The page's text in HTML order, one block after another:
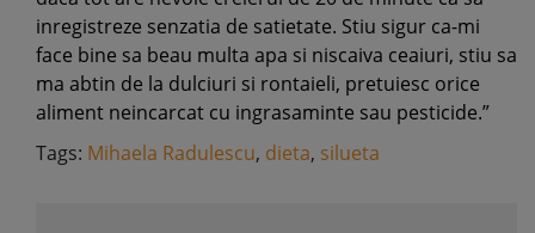
inregistreze senzatia de satietate. Stiu sigur ca-mi
face bine sa beau multa apa si niscaiva ceaiuri, stiu sa
ma abtin de la dulciuri si rontaieli, pretuiesc orice
aliment neincarcat cu ingrasaminte sau pesticide.”
Tags: Mihaela Radulescu, dieta, silueta